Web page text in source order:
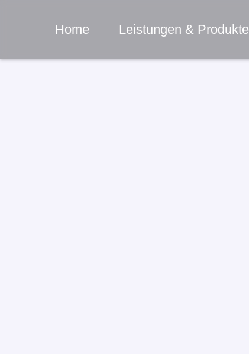
Home Leistungen & Produkte